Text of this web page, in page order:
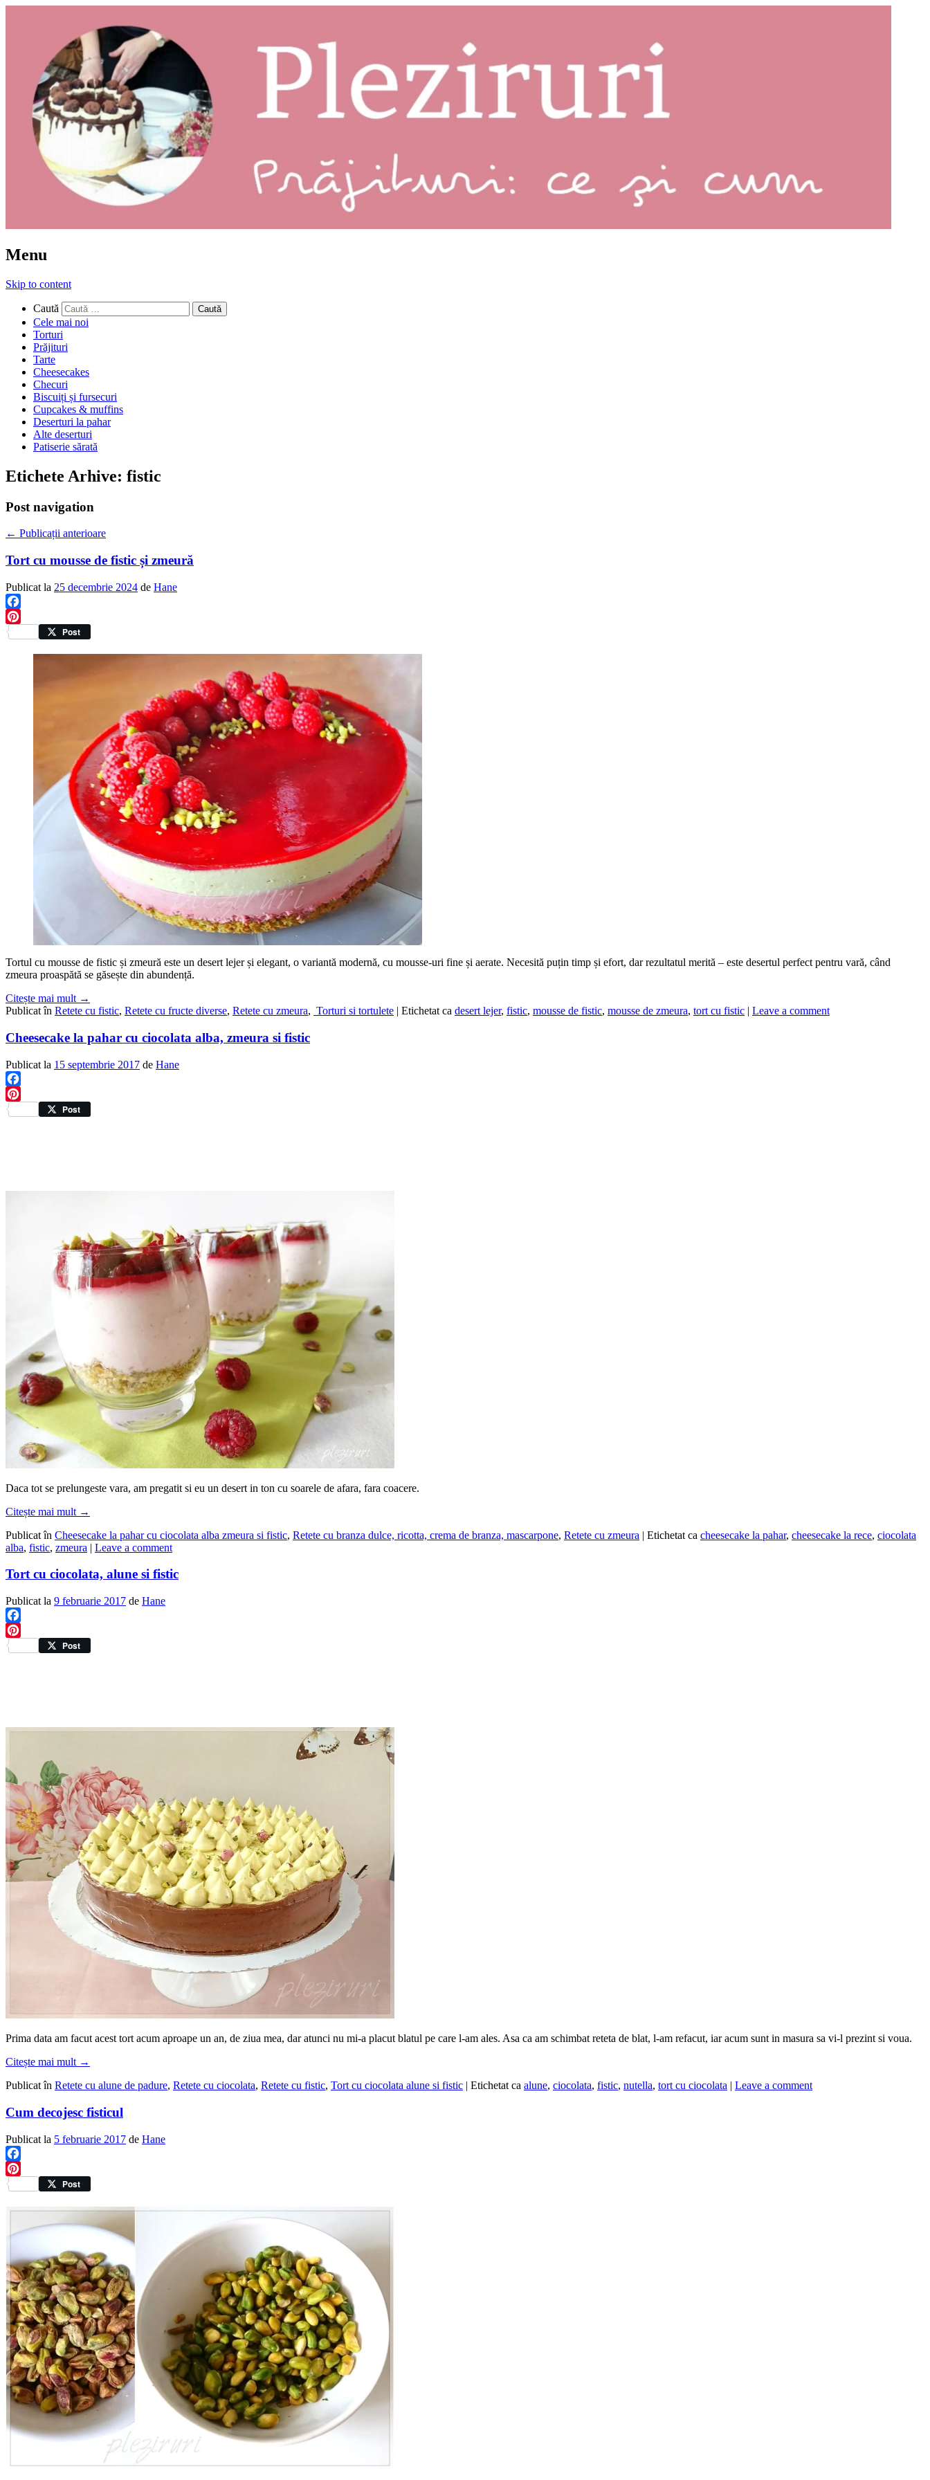
Pleziruri
Prăjituri: ce și cum
Menu
Skip to content
Caută
Cele mai noi
Torturi
Prăjituri
Tarte
Cheesecakes
Checuri
Biscuiți și fursecuri
Cupcakes & muffins
Deserturi la pahar
Alte deserturi
Patiserie sărată
Etichete Arhive: fistic
Post navigation
← Publicații anterioare
Tort cu mousse de fistic și zmeură
Publicat la 25 decembrie 2024 de Hane
Facebook
Pinterest
Post
Tortul cu mousse de fistic și zmeură este un desert lejer și elegant, o variantă modernă, cu mousse-uri fine și aerate. Necesită puțin timp și efort, dar rezultatul merită – este desertul perfect pentru vară, când
zmeura proaspătă se găsește din abundență.
Citește mai mult →
Publicat în Retete cu fistic, Retete cu fructe diverse, Retete cu zmeura, Torturi si tortulete | Etichetat ca desert lejer, fistic, mousse de fistic, mousse de zmeura, tort cu fistic | Leave a comment
Cheesecake la pahar cu ciocolata alba, zmeura si fistic
Publicat la 15 septembrie 2017 de Hane
Facebook
Pinterest
Post
Daca tot se prelungeste vara, am pregatit si eu un desert in ton cu soarele de afara, fara coacere.
Citește mai mult →
Publicat în Cheesecake la pahar cu ciocolata alba zmeura si fistic, Retete cu branza dulce, ricotta, crema de branza, mascarpone, Retete cu zmeura | Etichetat ca cheesecake la pahar, cheesecake la rece, ciocolata
alba, fistic, zmeura | Leave a comment
Tort cu ciocolata, alune si fistic
Publicat la 9 februarie 2017 de Hane
Facebook
Pinterest
Post
Prima data am facut acest tort acum aproape un an, de ziua mea, dar atunci nu mi-a placut blatul pe care l-am ales. Asa ca am schimbat reteta de blat, l-am refacut, iar acum sunt in masura sa vi-l prezint si voua.
Citește mai mult →
Publicat în Retete cu alune de padure, Retete cu ciocolata, Retete cu fistic, Tort cu ciocolata alune si fistic | Etichetat ca alune, ciocolata, fistic, nutella, tort cu ciocolata | Leave a comment
Cum decojesc fisticul
Publicat la 5 februarie 2017 de Hane
Facebook
Pinterest
Post